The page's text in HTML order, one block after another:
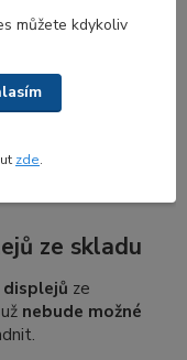
displejem
typ
úpravy dalších částí
video kabel a
dotykového a
ze skladu
ze
nebude možné
můžete kdykoliv
zde.